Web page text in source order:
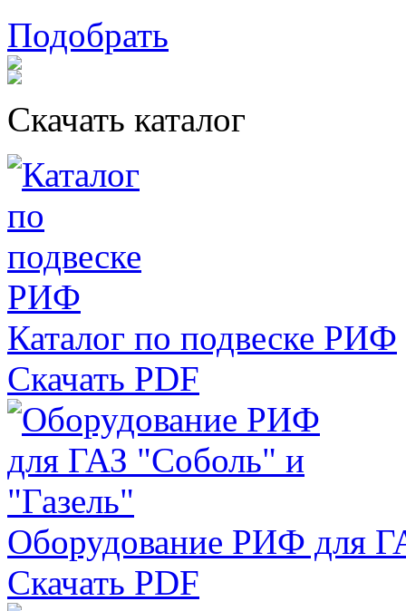
Подобрать
Скачать каталог
Каталог по подвеске РИФ
Скачать PDF
Оборудование РИФ для
Скачать PDF